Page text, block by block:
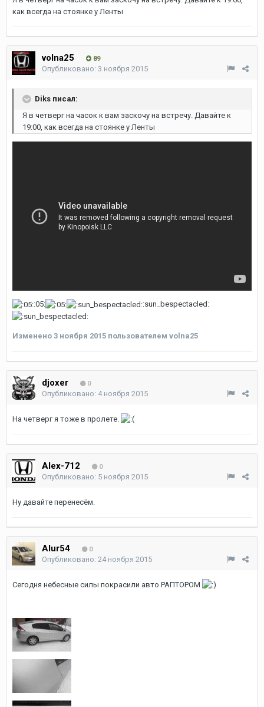
как всегда на стоянке у Ленты
volna25 89
Опубликовано: 3 ноября 2015
Diks писал:
Я в четверг на часок к вам заскочу на встречу. Давайте к
19:00, как всегда на стоянке у Ленты
:05: :sun_bespectacled:
Изменено 3 ноября 2015 пользователем volna25
djoxer 0
Опубликовано: 4 ноября 2015
На четверг я тоже в пролете.
Alex-712 0
Опубликовано: 5 ноября 2015
Ну давайте перенесём.
Alur54 0
Опубликовано: 24 ноября 2015
Сегодня небесные силы покрасили авто РАПТОРОМ